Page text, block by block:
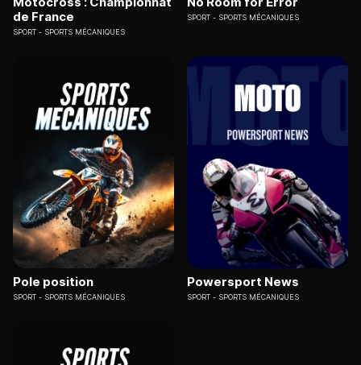
de France
SPORT SPORTS MÉCANIQUES
SPORT SPORTS MÉCANIQUES
Pole position
SPORT SPORTS MÉCANIQUES
Powersport News
SPORT SPORTS MÉCANIQUES